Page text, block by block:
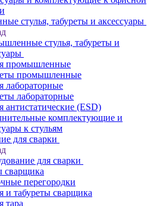
стулья, табуреты и аксессуары
стулья, табуреты и
промышленные
промышленные
лабораторные
лабораторные
антистатические (ESD)
комплектующие и
к стульям
для сварки
для сварки
сварщика
перегородки
и табуреты сварщика
тара